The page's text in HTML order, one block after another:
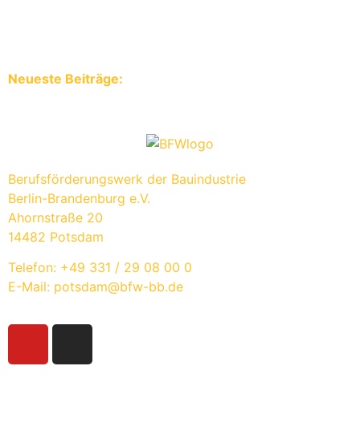
Neueste Beiträge:
Berufsförderungswerk der Bauindustrie
Berlin-Brandenburg e.V.
Ahornstraße 20
14482 Potsdam
Telefon: +49 331 / 29 08 00 0
E-Mail: potsdam@bfw-bb.de